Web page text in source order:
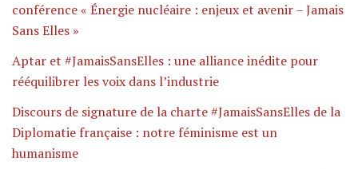
conférence « Énergie nucléaire : enjeux et avenir – Jamais
Sans Elles »
Aptar et #JamaisSansElles : une alliance inédite pour
rééquilibrer les voix dans l’industrie
Discours de signature de la charte #JamaisSansElles de la
Diplomatie française : notre féminisme est un
humanisme